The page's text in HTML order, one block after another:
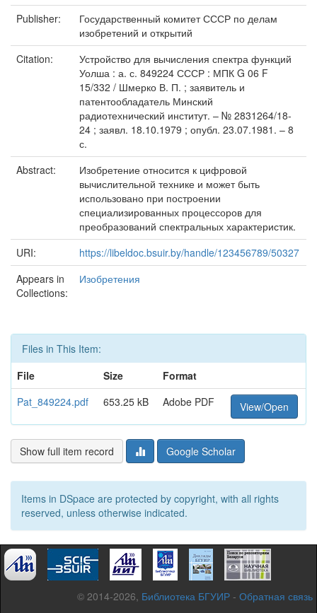
Publisher:
Государственный комитет СССР по делам
изобретений и открытий
Citation:
Устройство для вычисления спектра функций
Уолша : а. с. 849224 СССР : МПК G 06 F
15/332 / Шмерко В. П. ; заявитель и
патентообладатель Минский
радиотехнический институт. – № 2831264/18-
24 ; заявл. 18.10.1979 ; опубл. 23.07.1981. – 8
с.
Abstract:
Изобретение относится к цифровой
вычислительной технике и может быть
использовано при построении
специализированных процессоров для
преобразований спектральных характеристик.
URI:
https://libeldoc.bsuir.by/handle/123456789/50327
Appears in
Collections:
Изобретения
Files in This Item:
File
Size
Format
Pat_849224.pdf
653.25 kB Adobe PDF View/Open
Show full item record Google Scholar
Items in DSpace are protected by copyright, with all rights
reserved, unless otherwise indicated.
© 2014-2026, Библиотека БГУИР - Обратная связь